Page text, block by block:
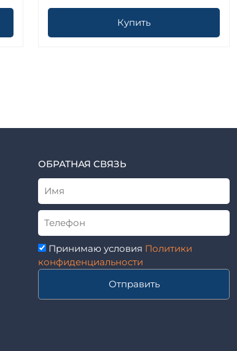
Купить
ОБРАТНАЯ СВЯЗЬ
Принимаю условия Политики
конфиденциальности
Отправить